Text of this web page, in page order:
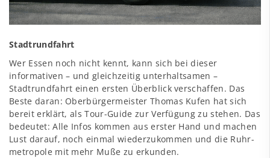
Stadtrundfahrt
Wer Essen noch nicht kennt, kann sich bei dieser
informativen – und gleichzeitig unterhaltsamen –
Stadtrundfahrt einen ersten Überblick verschaffen. Das
Beste daran: Oberbürgermeister Thomas Kufen hat sich
bereit erklärt, als Tour-Guide zur Verfügung zu stehen. Das
bedeutet: Alle Infos kommen aus erster Hand und machen
Lust darauf, noch einmal wiederzukommen und die Ruhr­
metropole mit mehr Muße zu erkunden.